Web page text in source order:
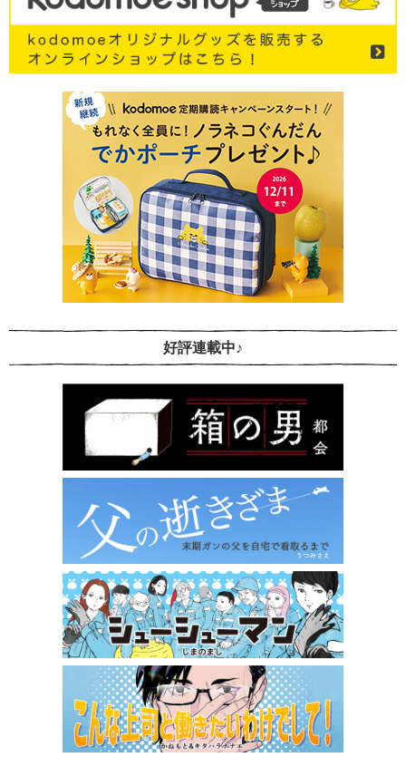
好評連載中♪